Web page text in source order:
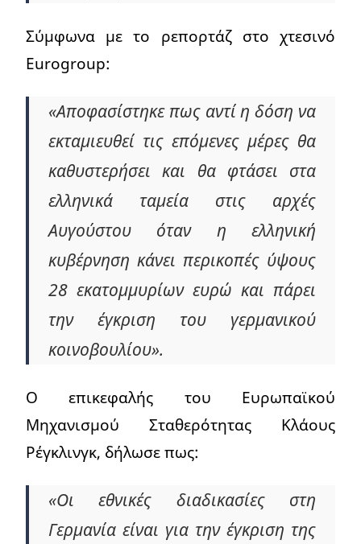
Σύμφωνα με το ρεπορτάζ στο χτεσινό
Eurogroup:
«Αποφασίστηκε πως αντί η δόση να
εκταμιευθεί τις επόμενες μέρες θα
καθυστερήσει και θα φτάσει στα
ελληνικά ταμεία στις αρχές
Αυγούστου όταν η ελληνική
κυβέρνηση κάνει περικοπές ύψους
28 εκατομμυρίων ευρώ και πάρει
την έγκριση του γερμανικού
κοινοβουλίου».
Ο επικεφαλής του Ευρωπαϊκού
Μηχανισμού Σταθερότητας Κλάους
Ρέγκλινγκ, δήλωσε πως:
«Οι εθνικές διαδικασίες στη
Γερμανία είναι για την έγκριση της